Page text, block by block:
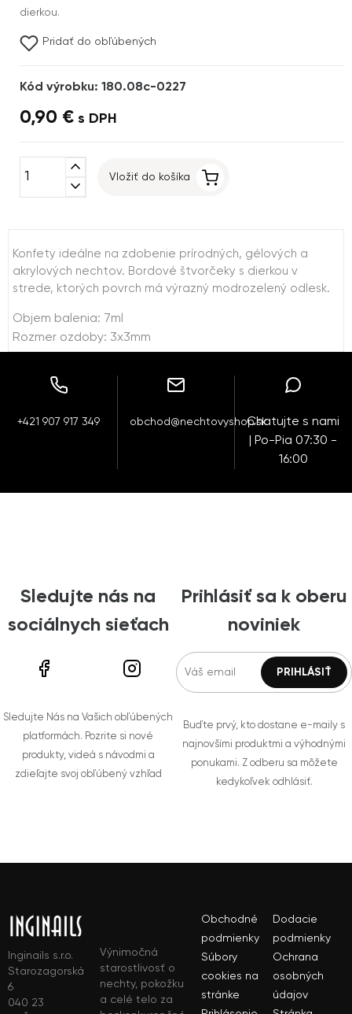
dierkou.
Pridať do obľúbených
Kód výrobku: 180.08c-0227
0,90 € s DPH
expand_less
expand_more
Vložiť do košíka
Konfety ideálne na zdobenie prírodných, gélových a
akrylových nechtov. Bordové štvorčeky s dierkou v
strede, ktorých povrch má výrazný modrozelený odlesk.
Objem balenia: 7ml
Rozmer ozdoby: 3x3mm
+421 907 917 349 obchod@nechtovyshop.skChatujte s nami
| Po-Pia 07:30 -
16:00
Sledujte nás na
sociálnych sieťach
Sledujte Nás na Vašich obľúbených
platformách. Pozrite si nové
produkty, videá s návodmi a
zdieľajte svoj obľúbený vzhľad
Prihlásiť sa k oberu
noviniek
Buďte prvý, kto dostane e-maily s
najnovšími produktmi a výhodnými
ponukami. Z odberu sa môžete
kedykoľvek odhlásiť.
Inginails s.r.o.
Starozagorská
6
040 23
Výnimočná
starostlivosť o
nechty, pokožku
a celé telo za
Obchodné
podmienky
Dodacie
podmienky
Súbory
cookies na
stránke
Ochrana
osobných
údajov